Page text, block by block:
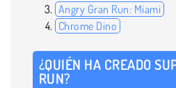
Angry Gran Run: Miami
Chrome Dino
¿QUIÉN HA CREADO
RUN?